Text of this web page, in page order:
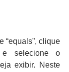
“equals”, clique
e selecione o
exibir. Neste